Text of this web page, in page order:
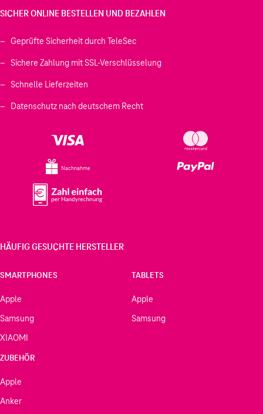
SICHER ONLINE BESTELLEN UND BEZAHLEN
Geprüfte Sicherheit durch TeleSec
Sichere Zahlung mit SSL-Verschlüsselung
Schnelle Lieferzeiten
Datenschutz nach deutschem Recht
Nachnahme
HÄUFIG GESUCHTE HERSTELLER
SMARTPHONES
Apple
Samsung
XIAOMI
TABLETS
Apple
Samsung
ZUBEHÖR
Apple
Anker